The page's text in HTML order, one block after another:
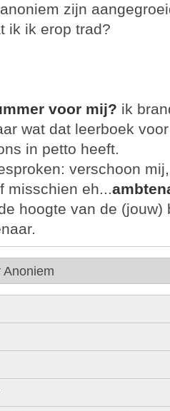
zijn
ik ik erop trad?
voor mij? ik
wat dat leerboek
in petto heeft.
verschoon
misschien eh...
hoogte van de (jouw)
Anoniem